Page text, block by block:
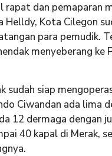
rapat dan pemaparan
Helldy, Kota Cilegon
para pemudik.
menyeberang ke
sudah siap
Ciwandan ada lima
12 dermaga dengan
40 kapal di Merak,